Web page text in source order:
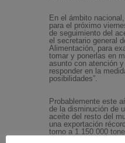
En el ámbito
para el próximo
de seguimiento del
el secretario general
Alimentación, para
tomar y ponerlas en
asunto con atención
responder en la
posibilidades”.
Probablemente este
de la disminución de
aceite del resto del
una exportación
torno a 1.150.000